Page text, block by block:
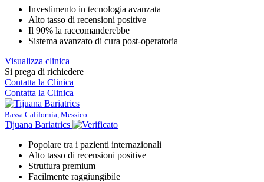
Investimento in tecnologia avanzata
Alto tasso di recensioni positive
Il 90% la raccomanderebbe
Sistema avanzato di cura post-operatoria
Visualizza clinica
Si prega di richiedere
Contatta la Clinica
Contatta la Clinica
Bassa California, Messico
Tijuana Bariatrics
Popolare tra i pazienti internazionali
Alto tasso di recensioni positive
Struttura premium
Facilmente raggiungibile